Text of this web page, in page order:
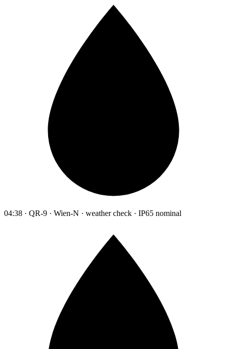
04:38 · QR-9 · Wien-N · weather check · IP65 nominal